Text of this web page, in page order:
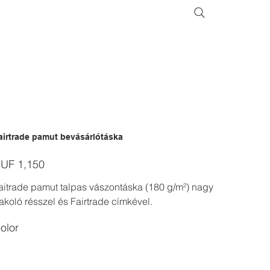
pamut bevásárlótáska
1,150
pamut talpas vászontáska (180 g/m²) nagy
résszel és Fairtrade címkével.